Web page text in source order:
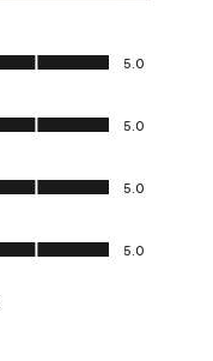
5.0
5.0
5.0
5.0